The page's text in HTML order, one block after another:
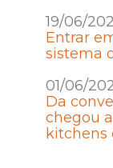
19/06/
Entrar
sistema
01/06/
Da
chegou
kitchens